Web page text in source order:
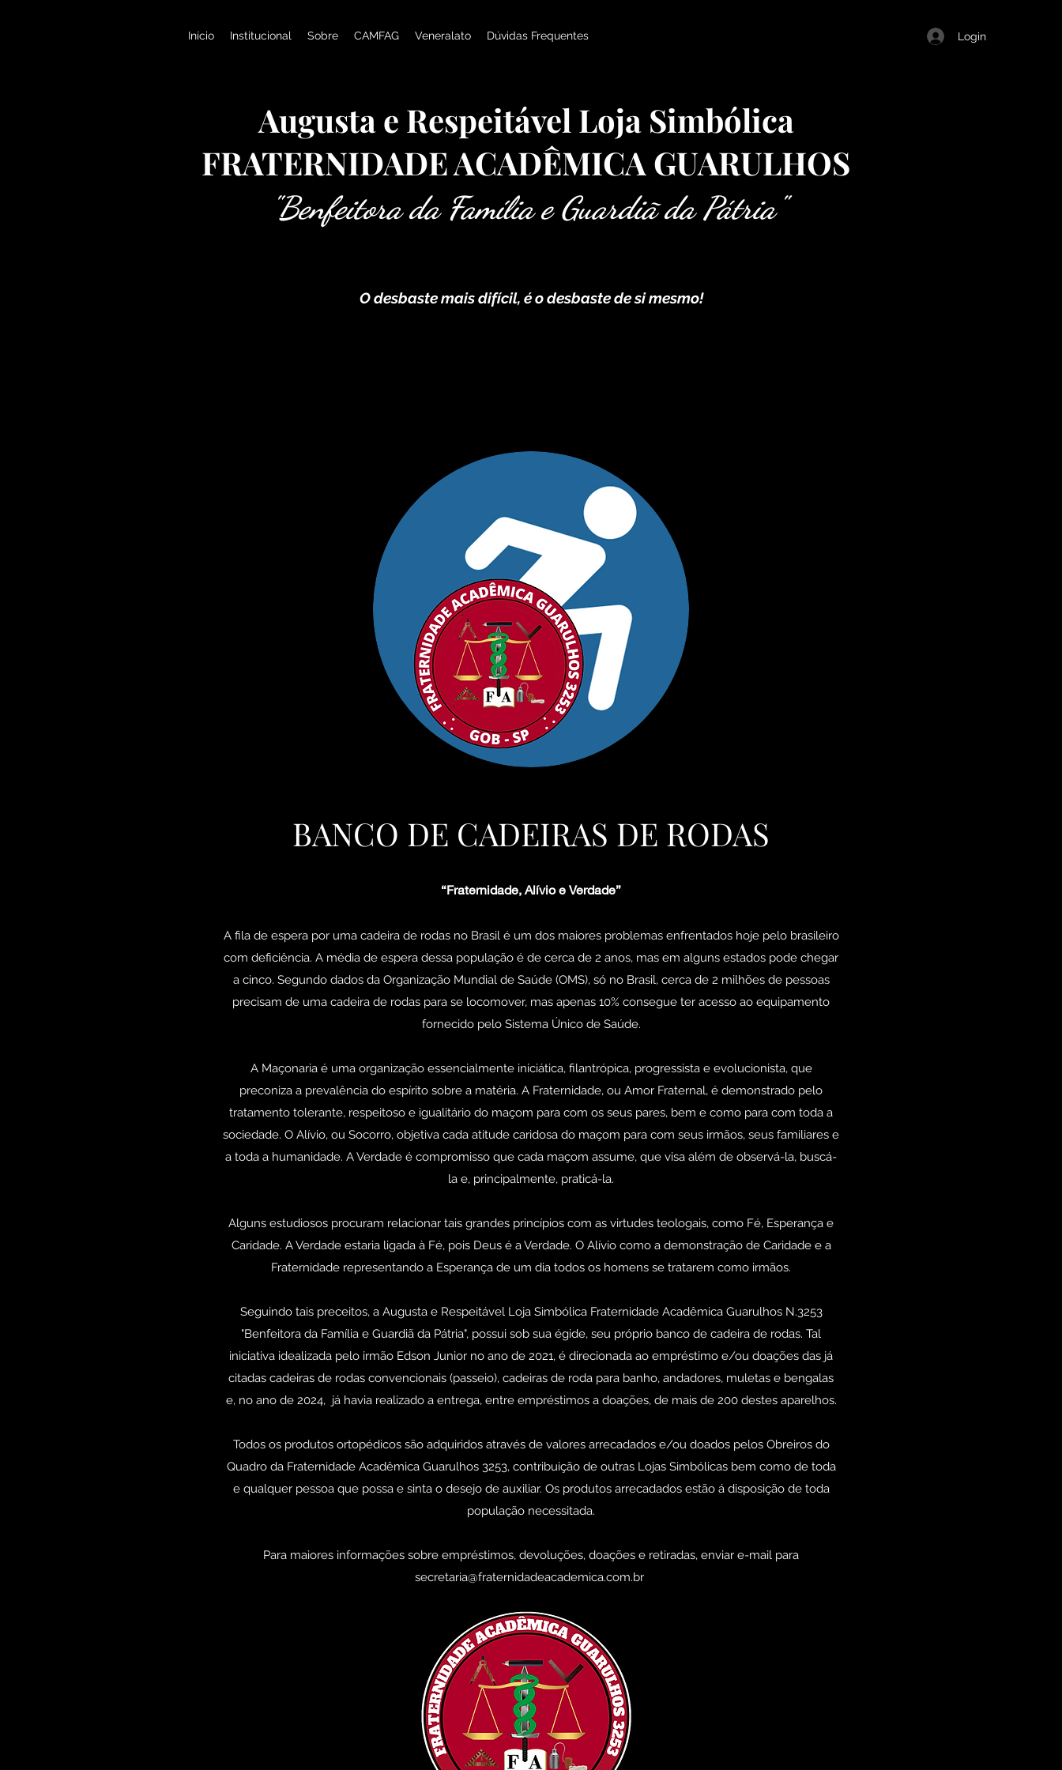
Início Institucional Sobre CAMFAG Veneralato Dúvidas Frequentes Login
Augusta e Respeitável Loja Simbólica
FRATERNIDADE ACADÊMICA GUARULHOS
"Benfeitora da Família e Guardiã da Pátria"
O desbaste mais difícil, é o desbaste de si mesmo!
BANCO DE CADEIRAS DE RODAS
“Fraternidade, Alívio e Verdade”
A fila de espera por uma cadeira de rodas no Brasil é um dos maiores problemas enfrentados hoje pelo brasileiro
com deficiência. A média de espera dessa população é de cerca de 2 anos, mas em alguns estados pode chegar
a cinco. Segundo dados da Organização Mundial de Saúde (OMS), só no Brasil, cerca de 2 milhões de pessoas
precisam de uma cadeira de rodas para se locomover, mas apenas 10% consegue ter acesso ao equipamento
fornecido pelo Sistema Único de Saúde.
A Maçonaria é uma organização essencialmente iniciática, filantrópica, progressista e evolucionista, que
preconiza a prevalência do espírito sobre a matéria. A Fraternidade, ou Amor Fraternal, é demonstrado pelo
tratamento tolerante, respeitoso e igualitário do maçom para com os seus pares, bem e como para com toda a
sociedade. O Alívio, ou Socorro, objetiva cada atitude caridosa do maçom para com seus irmãos, seus familiares e
a toda a humanidade. A Verdade é compromisso que cada maçom assume, que visa além de observá-la, buscá-
la e, principalmente, praticá-la.
Alguns estudiosos procuram relacionar tais grandes princípios com as virtudes teologais, como Fé, Esperança e
Caridade. A Verdade estaria ligada à Fé, pois Deus é a Verdade. O Alívio como a demonstração de Caridade e a
Fraternidade representando a Esperança de um dia todos os homens se tratarem como irmãos.
Seguindo tais preceitos, a Augusta e Respeitável Loja Simbólica Fraternidade Acadêmica Guarulhos N.3253
"Benfeitora da Família e Guardiã da Pátria", possui sob sua égide, seu próprio banco de cadeira de rodas. Tal
iniciativa idealizada pelo irmão Edson Junior no ano de 2021, é direcionada ao empréstimo e/ou doações das já
citadas cadeiras de rodas convencionais (passeio), cadeiras de roda para banho, andadores, muletas e bengalas
e, no ano de 2024, já havia realizado a entrega, entre empréstimos a doações, de mais de 200 destes aparelhos.
Todos os produtos ortopédicos são adquiridos através de valores arrecadados e/ou doados pelos Obreiros do
Quadro da Fraternidade Acadêmica Guarulhos 3253, contribuição de outras Lojas Simbólicas bem como de toda
e qualquer pessoa que possa e sinta o desejo de auxiliar. Os produtos arrecadados estão á disposição de toda
população necessitada.
Para maiores informações sobre empréstimos, devoluções, doações e retiradas, enviar e-mail para
secretaria@fraternidadeacademica.com.br